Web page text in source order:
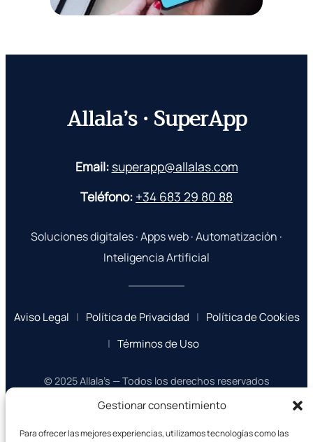
Gestionar consentimiento
Para ofrecer las mejores experiencias, utilizamos tecnologías como las
Allala’s · SuperApp
Email:superapp@allalas.com
Teléfono: +34 683 29 80 88
Soluciones digitales · Apps web · Automatización ·
Inteligencia Artificial
Aviso Legal | Política de Privacidad | Política de Cookies
| Términos de Uso
© 2025 Allala’s — Todos los derechos reservados